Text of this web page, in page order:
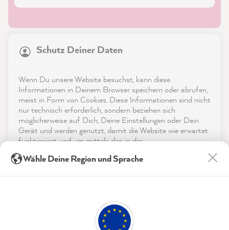
Service
Kontakt
Schutz Deiner Daten
Wenn Du unsere Website besuchst, kann diese
Informationen in Deinem Browser speichern oder abrufen,
meist in Form von Cookies. Diese Informationen sind nicht
nur technisch erforderlich, sondern beziehen sich
möglicherweise auf Dich, Deine Einstellungen oder Dein
Gerät und werden genutzt, damit die Website wie erwartet
funktioniert und um mittels den in der
der Webseite für deren Optimierung zu analysieren sowie
(jederzeit widerruflich) diesen Datenverarbeitungen
21.831Bewertungen
reviews-io
Verifizierter Kunde
Super schnelle Lieferung
Wähle Deine Region und Sprache